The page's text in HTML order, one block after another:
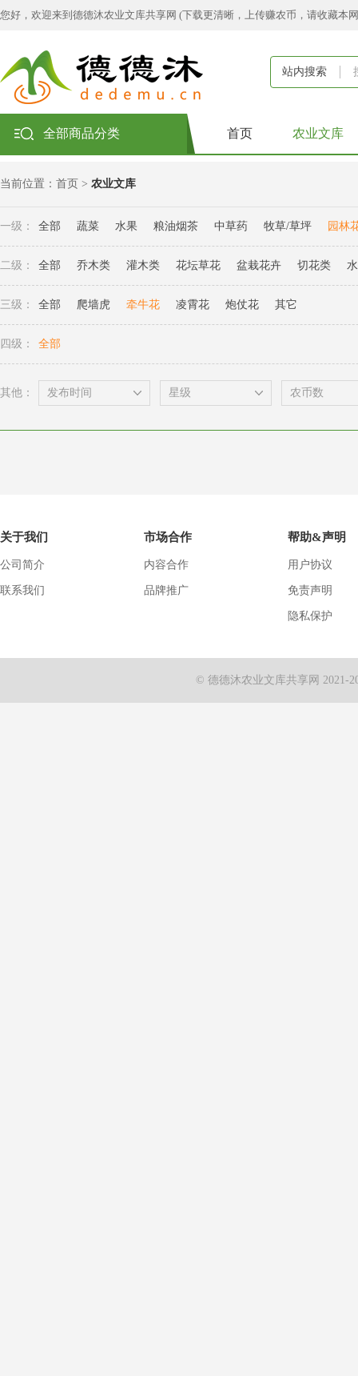
您好，欢迎来到德德沐农业文库共享网 (下载更清晰，上传赚农币，请收藏本
站内搜索
全部商品分类 首页 农业文库
当前位置： 首页 > 农业文库
一级： 全部 蔬菜 水果 粮油烟茶 中草药 牧草/草坪 园林
二级： 全部 乔木类 灌木类 花坛草花 盆栽花卉 切花类
三级： 全部 爬墙虎 牵牛花 凌霄花 炮仗花 其它
四级： 全部
其他：
关于我们
公司简介
联系我们
市场合作
内容合作
品牌推广
帮助&声明
用户协议
免责声明
隐私保护
© 德德沐农业文库共享网 2021-